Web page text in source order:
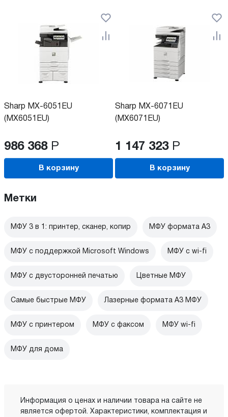
Sharp MX-6051EU
(MX6051EU)
986 368 Р
В корзину
Sharp MX-6071EU
(MX6071EU)
1 147 323 Р
В корзину
Метки
МФУ 3 в 1: принтер, сканер, копир МФУ формата А3
МФУ с поддержкой Microsoft Windows МФУ c wi-fi
МФУ с двусторонней печатью Цветные МФУ
Самые быстрые МФУ Лазерные формата А3 МФУ
МФУ с принтером МФУ с факсом МФУ wi-fi
МФУ для дома
Информация о ценах и наличии товара на сайте не
является офертой. Характеристики, комплектация и